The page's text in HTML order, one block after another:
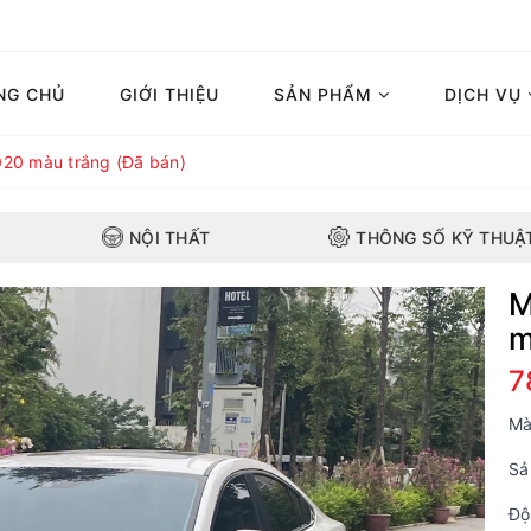
CHỦ GIỚI THIỆU SẢN PHẨM DỊCH VỤ
màu trắng (Đã bán)
NỘI THẤT THÔNG SỐ KỸ